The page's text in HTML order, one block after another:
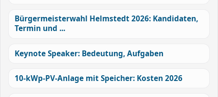
Bürgermeisterwahl Helmstedt 2026: Kandidaten,
Termin und ...
Keynote Speaker: Bedeutung, Aufgaben
10-kWp-PV-Anlage mit Speicher: Kosten 2026